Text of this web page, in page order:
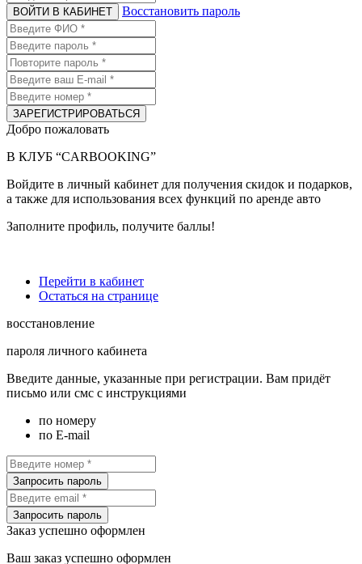
ВОЙТИ В КАБИНЕТ Восстановить пароль
ЗАРЕГИСТРИРОВАТЬСЯ
Добро пожаловать
В КЛУБ “CARBOOKING”
Войдите в личный кабинет для получения скидок и подарков,
а также для использования всех функций по аренде авто
Заполните профиль, получите баллы!
Перейти в кабинет
Остаться на странице
восстановление
пароля личного кабинета
Введите данные, указанные при регистрации. Вам придёт
письмо или смс с инструкциями
по номеру
по E-mail
Запросить пароль
Запросить пароль
Заказ успешно оформлен
Ваш заказ успешно оформлен